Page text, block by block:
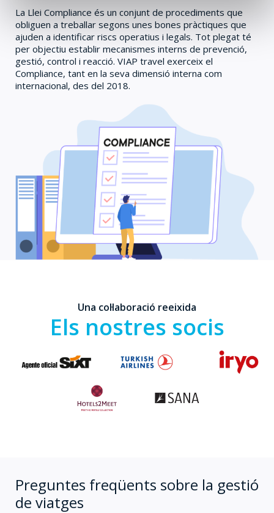
La Llei Compliance és un conjunt de procediments que
obliguen a treballar segons unes bones pràctiques que
ajuden a identificar riscs operatius i legals. Tot plegat té
per objectiu establir mecanismes interns de prevenció,
gestió, control i reacció. VIAP travel exerceix el
Compliance, tant en la seva dimensió interna com
internacional, des del 2018.
Una col·laboració reeixida
Els nostres socis
Preguntes freqüents sobre la gestió
de viatges